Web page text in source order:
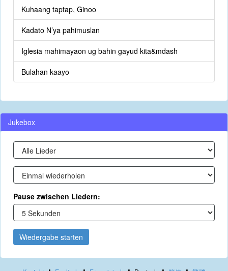
Kuhaang taptap, Ginoo
Kadato N’ya pahimuslan
Iglesia mahimayaon ug bahin gayud kita&mdash
Bulahan kaayo
Jukebox
Pause zwischen Liedern:
Wiedergabe starten